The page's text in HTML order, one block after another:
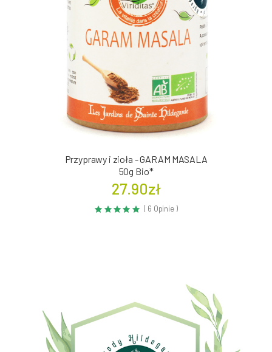
Przyprawy i zioła - GARAM MASALA
50g Bio*
27.90zł
( 6 Opinie )